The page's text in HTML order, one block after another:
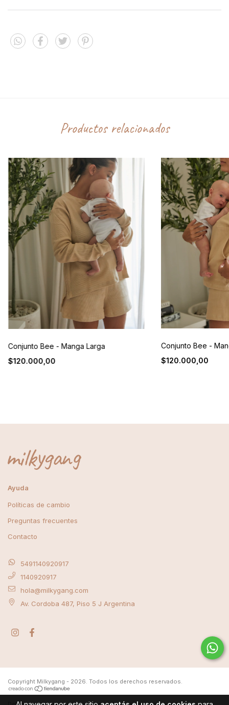
Un nuevo comienzo que marca una nueva vida.
Medios de envío
Productos relacionados
Conjunto Bee - Manga Larga
$120.000,00
Conjunto Bee -
$120.000,00
Ayuda
Políticas de cambio
Preguntas frecuentes
Contacto
5491140920917
1140920917
hola@milkygang.com
Av. Cordoba 487, Piso 5 J Argentina
Copyright Milkygang - 2026. Todos los derechos reservados.